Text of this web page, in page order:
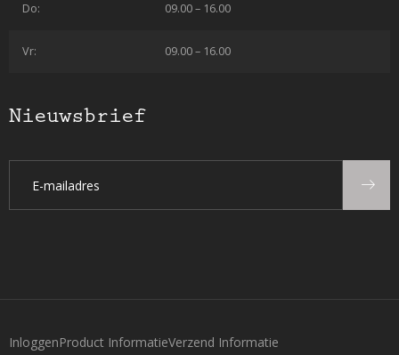
Do: 09.00 – 16.00
Vr: 09.00 – 16.00
Nieuwsbrief
InloggenProduct InformatieVerzend Informatie